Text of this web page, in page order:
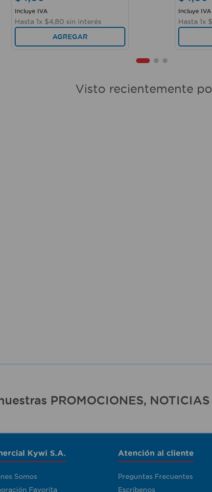
Incluye IVA
Hasta 1x $4,80 sin interés
AGREGAR
Incluye IVA
Hasta 1x $
Visto recientemente
PROMOCIONES, NOTICIAS
Kywi S.A.
Somos
Favorita
Atención al cliente
Preguntas Frecuentes
Escríbenos